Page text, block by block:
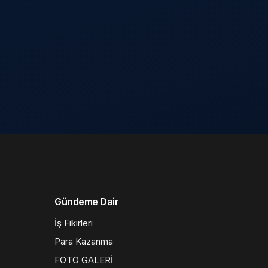
Gündeme Dair
İş Fikirleri
Para Kazanma
FOTO GALERİ